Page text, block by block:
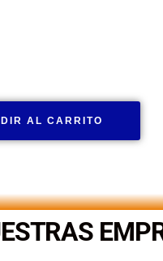
AL CARRITO